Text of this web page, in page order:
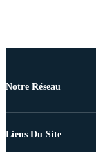
Notre Réseau
Liens Du Site